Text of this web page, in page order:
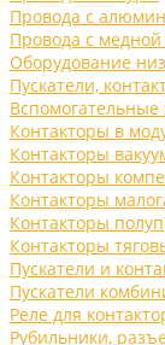
Провода с
Провода с
Оборудование
Пускатели,
Контакторы в
Контакторы
Контакторы
Контакторы
Контакторы
Контакторы
Пускатели и
Пускатели
Реле для
Рубильники,